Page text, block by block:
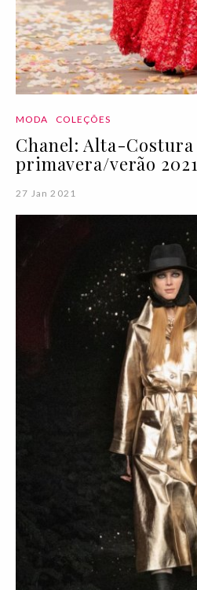
MODA COLEÇÕES
Chanel: Alta-Costura
primavera/verão 2021
27 Jan 2021